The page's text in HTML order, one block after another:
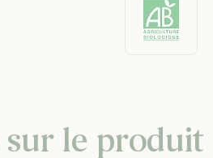
le produit